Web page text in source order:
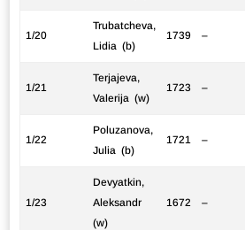
1/20
Trubatcheva,
Lidia (b)
1739 –
1/21
Terjajeva,
Valerija (w)
1723 –
1/22
Poluzanova,
Julia (b)
1721 –
1/23
Devyatkin,
Aleksandr
(w)
1672 –